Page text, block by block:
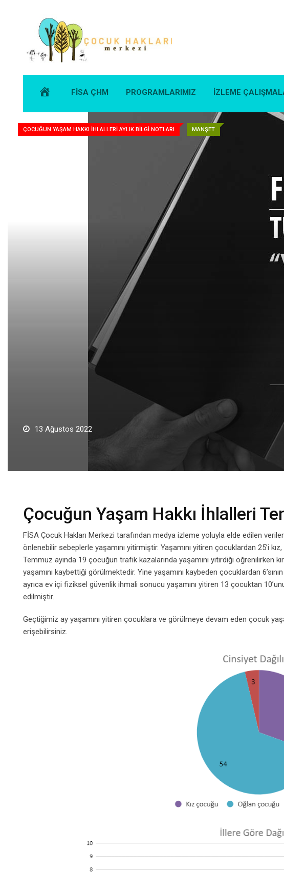
FİSA ÇHM PROGRAMLARIMIZ İZLEME
ÇOCUĞUN YAŞAM HAKKI İHLALLERI AYLIK BILGI NOTLARI MANŞET
13 Ağustos 2022
Çocuğun Yaşam Hakkı İhlalleri
FİSA Çocuk Hakları Merkezi tarafından medya izleme yoluyla elde edilen
önlenebilir sebeplerle yaşamını yitirmiştir. Yaşamını yitiren çocuklardan 25’i
Temmuz ayında 19 çocuğun trafik kazalarında yaşamını yitirdiği öğrenilirken
yaşamını kaybettiği görülmektedir. Yine yaşamını kaybeden çocuklardan
ayrıca ev içi fiziksel güvenlik ihmali sonucu yaşamını yitiren 13 çocuktan
edilmiştir.
Geçtiğimiz ay yaşamını yitiren çocuklara ve görülmeye devam eden çocuk
erişebilirsiniz.